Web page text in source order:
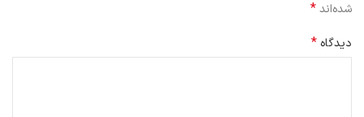
شده‌اند*
دیدگاه *